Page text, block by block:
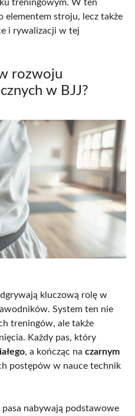
treningowym. W ten
elementem stroju, lecz także
i rywalizacji w tej
rozwoju
w BJJ?
kluczową rolę w
System ten nie
treningów, ale także
Każdy pas, który
, a kończąc na czarnym
postępów w nauce technik
pasa nabywają podstawowe